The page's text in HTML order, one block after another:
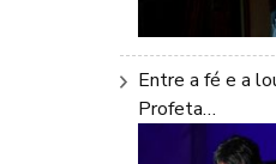
Entre a fé e a
Profeta…